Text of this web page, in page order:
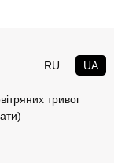
RU UA
тривог